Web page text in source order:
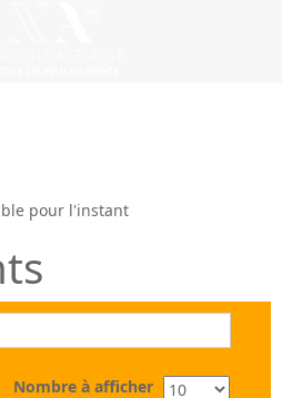
pour l'instant
Nombre à afficher